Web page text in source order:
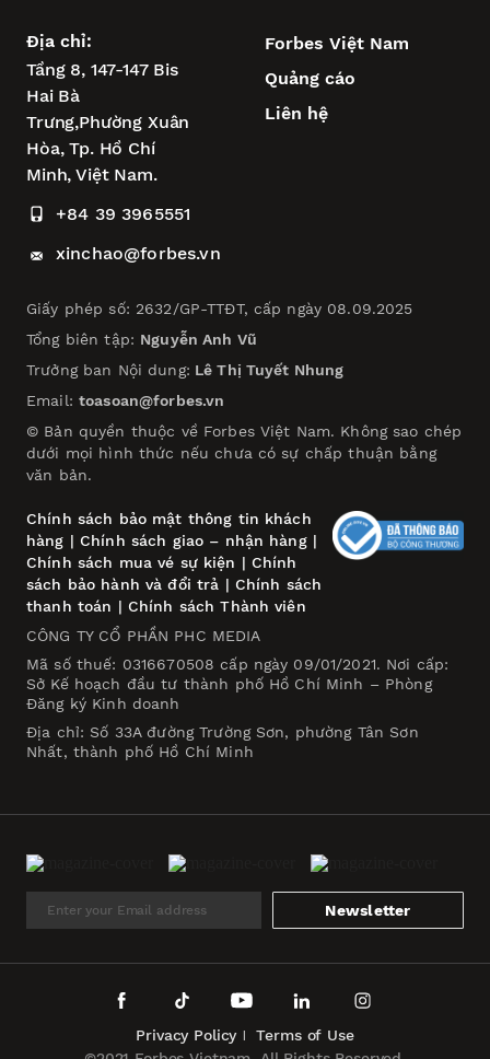
Địa chỉ:
Tầng 8, 147-147 Bis
Hai Bà
Trưng,Phường Xuân
Hòa,Tp. Hồ Chí
Minh, Việt Nam.
+84 39 3965551
xinchao@forbes.vn
Forbes Việt Nam
Quảng cáo
Liên hệ
Giấy phép số: 2632/GP-TTĐT, cấp ngày 08.09.2025
Tổng biên tập: Nguyễn Anh Vũ
Trưởng ban Nội dung: Lê Thị Tuyết Nhung
Email: toasoan@forbes.vn
© Bản quyền thuộc về Forbes Việt Nam. Không sao chép
dưới mọi hình thức nếu chưa có sự chấp thuận bằng
văn bản.
Chính sách bảo mật thông tin khách
hàng | Chính sách giao – nhận hàng|
Chính sách mua vé sự kiện | Chính
sách bảo hành và đổi trả | Chính sách
thanh toán | Chính sách Thành viên
CÔNG TY CỔ PHẦN PHC MEDIA
Mã số thuế: 0316670508 cấp ngày 09/01/2021. Nơi cấp:
Sở Kế hoạch đầu tư thành phố Hồ Chí Minh – Phòng
Đăng ký Kinh doanh
Địa chỉ: Số 33A đường Trường Sơn, phường Tân Sơn
Nhất, thành phố Hồ Chí Minh
Newsletter
Privacy Policy Terms of Use